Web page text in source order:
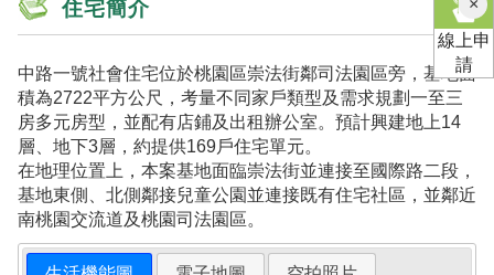
住宅簡介
中路一號社會住宅位於桃園區崇法街鄰司法園區旁，基地面
積為2722平方公尺，考量不同家戶類型及需求規劃一至三
房多元房型，並配有店鋪及出租辦公室。預計興建地上14
層、地下3層，約提供169戶住宅單元。
在地理位置上，本案基地面臨崇法街並連接至國際路二段，
基地東側、北側鄰接兒童公園並連接既有住宅社區，並鄰近
南桃園交流道及桃園司法園區。
閉
線上申
請